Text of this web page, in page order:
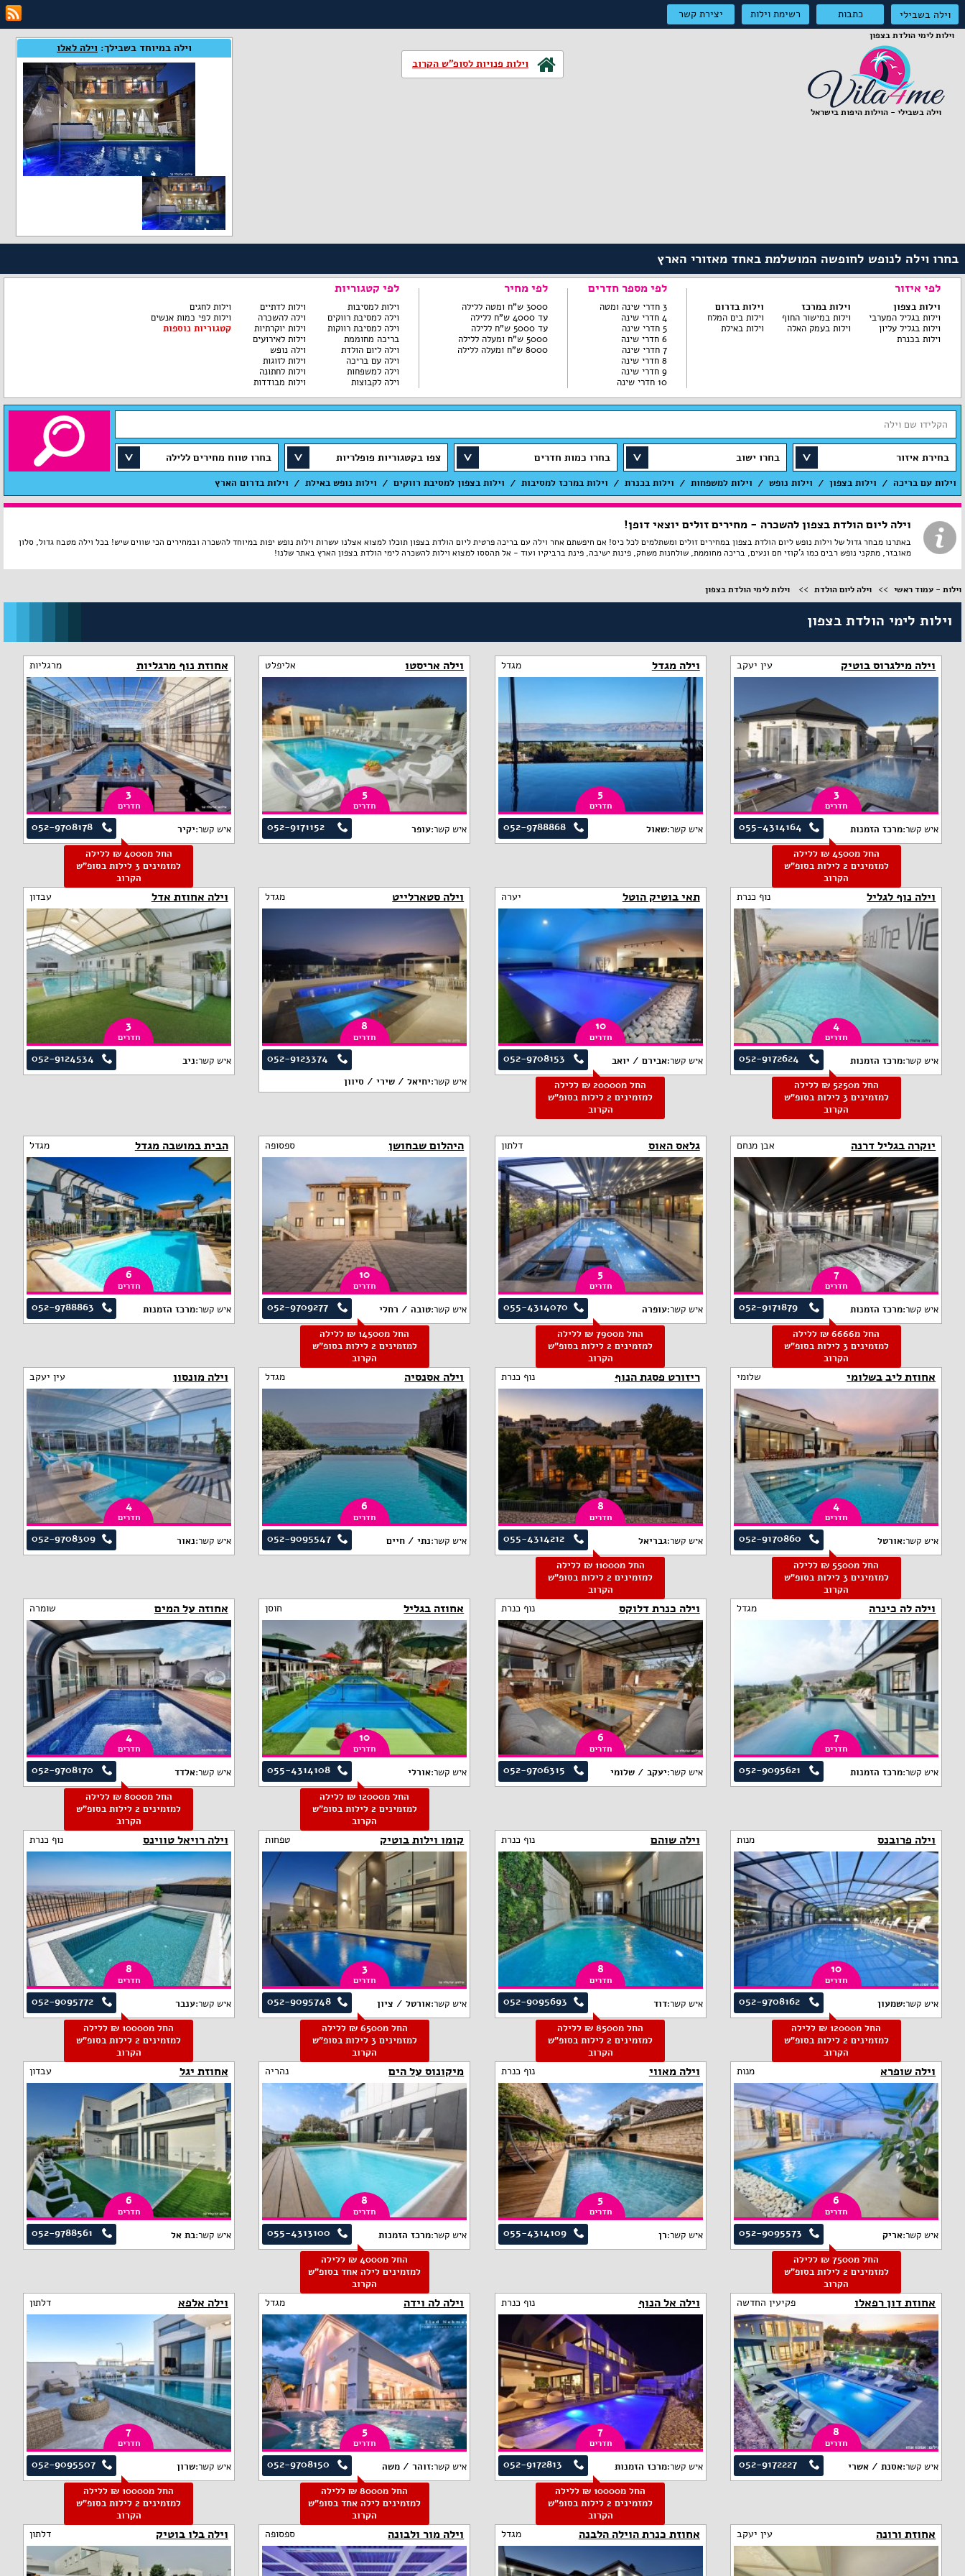
וילה בשבילי כתבות רשימת וילות יצירת קשר
וילות לימי הולדת בצפון
וילות פנויות לסופ"ש הקרוב
וילה במיוחד בשבילך: וילה לאלו
וילה בשבילי - הוילות היפות בישראל
בחרו וילה לנופש לחופשה המושלמת באחד מאזורי הארץ
לפי איזור
וילות בצפון
וילות בגליל המערבי
וילות בגליל עליון
וילות בכנרת
וילות במרכז
וילות במישור החוף
וילות בעמק האלה
וילות בדרום
וילות בים המלח
וילות באילת
לפי מספר חדרים
3 חדרי שינה ומטה
4 חדרי שינה
5 חדרי שינה
6 חדרי שינה
7 חדרי שינה
8 חדרי שינה
9 חדרי שינה
10 חדרי שינה
לפי מחיר
3000 ש"ח ומטה ללילה
עד 4000 ש"ח ללילה
עד 5000 ש"ח ללילה
5000 ש"ח ומעלה ללילה
8000 ש"ח ומעלה ללילה
לפי קטגוריות
וילות למסיבות
וילה למסיבת רווקים
וילה למסיבת רווקות
בריכה מחוממת
וילה ליום הולדת
וילה עם בריכה
וילה למשפחות
וילה לקבוצות
וילות לדתיים
וילה להשכרה
וילות יוקרתיות
וילות לאירועים
וילה נופש
וילות לזוגות
וילות לחתונה
וילות מבודדות
וילות לחגים
וילות לפי כמות אנשים
קטגוריות נוספות
בחירת איזור בחרו ישוב בחרו כמות חדרים צפו בקטגוריות פופלריות בחרו טווח מחירים ללילה
וילות עם בריכה וילות בצפון וילות נופש וילות למשפחות וילות בכנרת וילות במרכז למסיבות וילות בצפון למסיבת רווקים וילות נופש באילת וילות בדרום הארץ
וילה ליום הולדת בצפון להשכרה - מחירים זולים יוצאי דופן!
באתרנו מבחר גדול של וילות נופש ליום הולדת בצפון במחירים זולים ומשתלמים לכל כיס! אם חיפשתם אחר וילה עם בריכה פרטית ליום הולדת בצפון תוכלו למצוא אצלנו עשרות וילות נופש יפות במיוחד להשכרה ובמחירים הכי שווים שיש! בכל וילה מטבח גדול, סלון
מאובזר, מתקני נופש רבים כמו ג'קוזי חם ונעים, בריכה מחוממת, שולחנות משחק, פינות ישיבה, פינת ברביקיו ועוד - אל תהססו למצוא וילות להשכרה לימי הולדת בצפון הארץ באתר שלנו!
וילות - עמוד ראשי וילה ליום הולדת וילות לימי הולדת בצפון
וילות לימי הולדת בצפון
וילה מילגרוס בוטיק עין יעקב
3
חדרים
055-4314164 איש קשר:מרכז הזמנות
החל מ4500 ₪ ללילה
למזמינים 2 לילות בסופ"ש
הקרוב
וילה מגדל מגדל
5
חדרים
052-9788868 איש קשר:שאול
וילה אריסטו אליפלט
5
חדרים
052-9171152 איש קשר:עופר
אחוזת נוף מרגליות מרגליות
3
חדרים
052-9708178 איש קשר:יקיר
החל מ4000 ₪ ללילה
למזמינים 3 לילות בסופ"ש
הקרוב
וילה נוף לגליל נוף כנרת
4
חדרים
052-9172624 איש קשר:מרכז הזמנות
החל מ5250 ₪ ללילה
למזמינים 3 לילות בסופ"ש
הקרוב
תאי בוטיק הוטל יערה
10
חדרים
052-9708153 איש קשר:אבירם / יואב
החל מ20000 ₪ ללילה
למזמינים 2 לילות בסופ"ש
הקרוב
וילה סטארלייט מגדל
8
חדרים
052-9123374
איש קשר:יחיאל / שירי / סיוון
וילה אחוזת אדל עבדון
3
חדרים
052-9124534 איש קשר:ניב
יוקרה בגליל דרנה אבן מנחם
7
חדרים
052-9171879 איש קשר:מרכז הזמנות
החל מ6666 ₪ ללילה
למזמינים 3 לילות בסופ"ש
הקרוב
גלאס האוס דלתון
5
חדרים
055-4314070 איש קשר:עופרה
החל מ7900 ₪ ללילה
למזמינים 2 לילות בסופ"ש
הקרוב
היהלום שבחושן ספסופה
10
חדרים
052-9709277 איש קשר:טובה / רחלי
החל מ14500 ₪ ללילה
למזמינים 2 לילות בסופ"ש
הקרוב
הבית במושבה מגדל מגדל
6
חדרים
052-9788863 איש קשר:מרכז הזמנות
אחוזת ליב בשלומי שלומי
4
חדרים
052-9170860 איש קשר:אורטל
החל מ5500 ₪ ללילה
למזמינים 3 לילות בסופ"ש
הקרוב
ריזורט פסגת הנוף נוף כנרת
8
חדרים
055-4314212 איש קשר:גבריאל
החל מ11000 ₪ ללילה
למזמינים 2 לילות בסופ"ש
הקרוב
וילה אסנסיה מגדל
6
חדרים
052-9095547 איש קשר:נתי / חיים
וילה מונסון עין יעקב
4
חדרים
052-9708309 איש קשר:נאור
וילה לה כינרה מגדל
7
חדרים
052-9095621 איש קשר:מרכז הזמנות
וילה כנרת דלוקס נוף כנרת
6
חדרים
052-9706315 איש קשר:יעקב / שלומי
אחוזה בגליל חוסן
10
חדרים
055-4314108 איש קשר:אורלי
החל מ12000 ₪ ללילה
למזמינים 2 לילות בסופ"ש
הקרוב
אחוזה על המים שומרה
4
חדרים
052-9708170 איש קשר:אלדד
החל מ8000 ₪ ללילה
למזמינים 2 לילות בסופ"ש
הקרוב
וילה פרובנס מנות
10
חדרים
052-9708162 איש קשר:שמעון
החל מ12000 ₪ ללילה
למזמינים 2 לילות בסופ"ש
הקרוב
וילה שוהם נוף כנרת
8
חדרים
052-9095693 איש קשר:דוד
החל מ8500 ₪ ללילה
למזמינים 2 לילות בסופ"ש
הקרוב
קומו וילות בוטיק טפחות
3
חדרים
052-9095748 איש קשר:אורטל / ציון
החל מ6500 ₪ ללילה
למזמינים 3 לילות בסופ"ש
הקרוב
וילה רויאל טווינס נוף כנרת
8
חדרים
052-9095772 איש קשר:ענבר
החל מ10000 ₪ ללילה
למזמינים 2 לילות בסופ"ש
הקרוב
וילה שופרא מנות
6
חדרים
052-9095573 איש קשר:אריק
החל מ7500 ₪ ללילה
למזמינים 2 לילות בסופ"ש
הקרוב
וילה מאווי נוף כנרת
5
חדרים
055-4314109 איש קשר:רן
מיקונוס על הים נהריה
8
חדרים
055-4313100 איש קשר:מרכז הזמנות
החל מ4000 ₪ ללילה
למזמינים לילה אחד בסופ"ש
הקרוב
אחוזת יגל עבדון
6
חדרים
052-9788561 איש קשר:בת אל
אחוזת דון רפאלו פקיעין החדשה
8
חדרים
052-9172227 איש קשר:אסנת / אשרי
וילה אל הנוף נוף כנרת
7
חדרים
052-9172813 איש קשר:מרכז הזמנות
החל מ10000 ₪ ללילה
למזמינים 2 לילות בסופ"ש
הקרוב
וילה לה וידה מגדל
5
חדרים
052-9708150 איש קשר:זוהר / משה
החל מ8000 ₪ ללילה
למזמינים לילה אחד בסופ"ש
הקרוב
וילה אלפא דלתון
7
חדרים
052-9095507 איש קשר:שרון
החל מ10000 ₪ ללילה
למזמינים 2 לילות בסופ"ש
הקרוב
אחוזת ורונה עין יעקב אחוזת כנרת הוילה הלבנה מגדל וילה מור ולבונה ספסופה וילה בלו בוטיק דלתון